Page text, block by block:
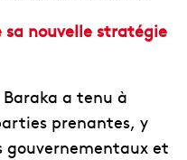
sa nouvelle stratégie
a tenu à
prenantes, y
et